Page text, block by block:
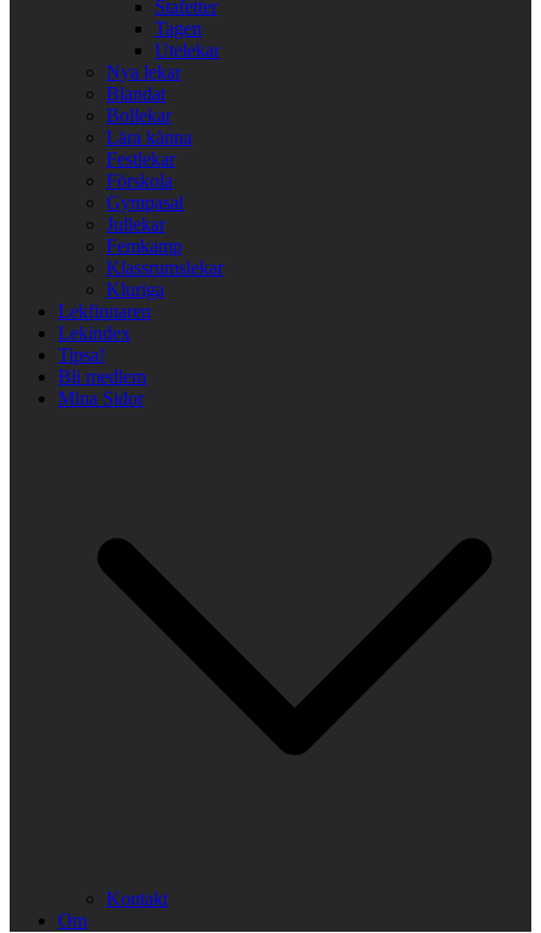
Stafetter
Tagen
Utelekar
Nya lekar
Blandat
Bollekar
Lära känna
Festlekar
Förskola
Gympasal
Jullekar
Femkamp
Klassrumslekar
Kluriga
Lekfinnaren
Lekindex
Tipsa!
Bli medlem
Mina Sidor
Kontakt
Om